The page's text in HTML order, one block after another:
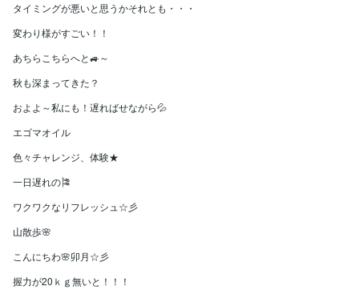
タイミングが悪いと思うかそれとも・・・
変わり様がすごい！！
あちらこちらへと🚙～
秋も深まってきた？
およよ～私にも！遅ればせながら💦
エゴマオイル
色々チャレンジ、体験★
一日遅れの🎏
ワクワクなリフレッシュ☆彡
山散歩🌸
こんにちわ🌸卯月☆彡
握力が20ｋｇ無いと！！！